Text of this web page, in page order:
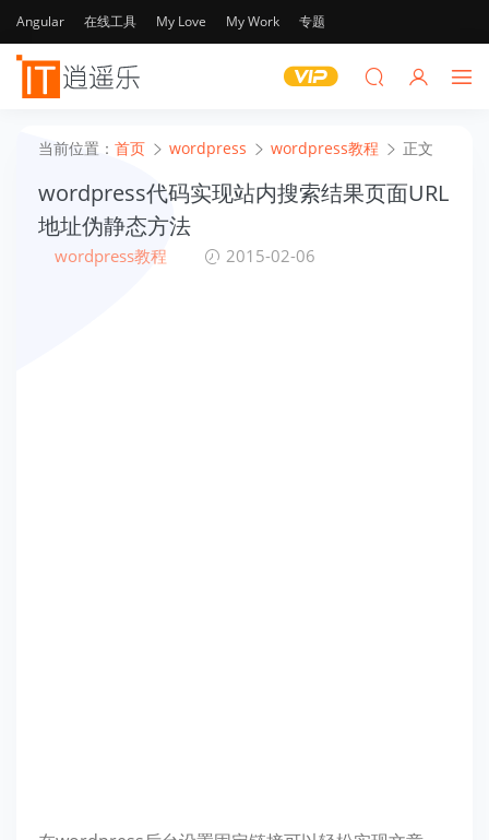
Angular 在线工具 My Love My Work 专题
当前位置： 首页 wordpress wordpress教程 正文
wordpress代码实现站内搜索结果页面URL
地址伪静态方法
wordpress教程 2015-02-06